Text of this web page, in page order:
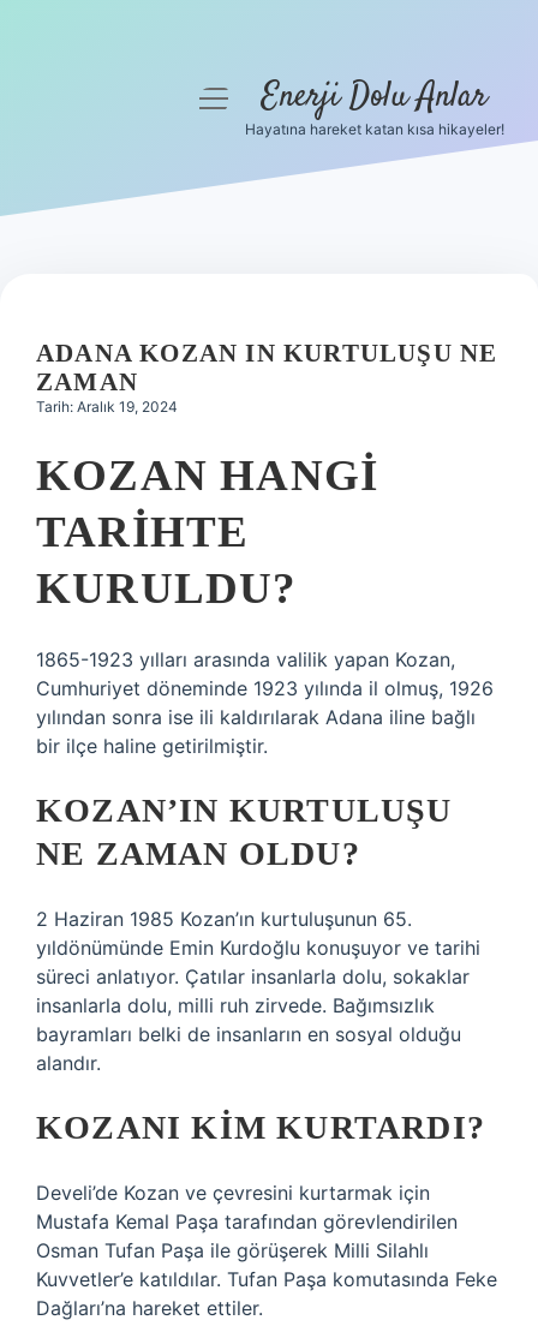
Hakkımızda
menüyüEnerji Dolu Anlar
Hayatına hareket katan kısa hikayeler!
ADANA KOZAN IN KURTULUŞU NE
ZAMAN
Tarih: Aralık 19, 2024
KOZAN HANGI
TARIHTE
KURULDU?
1865-1923 yılları arasında valilik yapan Kozan,
Cumhuriyet döneminde 1923 yılında il olmuş, 1926
yılından sonra ise ili kaldırılarak Adana iline bağlı
bir ilçe haline getirilmiştir.
KOZAN’IN KURTULUŞU
NE ZAMAN OLDU?
2 Haziran 1985 Kozan’ın kurtuluşunun 65.
yıldönümünde Emin Kurdoğlu konuşuyor ve tarihi
süreci anlatıyor. Çatılar insanlarla dolu, sokaklar
insanlarla dolu, milli ruh zirvede. Bağımsızlık
bayramları belki de insanların en sosyal olduğu
alandır.
KOZANI KIM KURTARDI?
Develi’de Kozan ve çevresini kurtarmak için
Mustafa Kemal Paşa tarafından görevlendirilen
Osman Tufan Paşa ile görüşerek Milli Silahlı
Kuvvetler’e katıldılar. Tufan Paşa komutasında Feke
Dağları’na hareket ettiler.